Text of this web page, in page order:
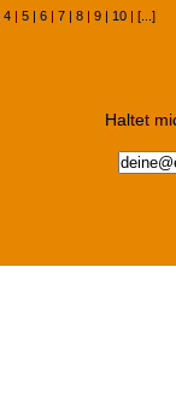
4 | 5 | 6 | 7 | 8 | 9 | 10 | [ ]
Haltet